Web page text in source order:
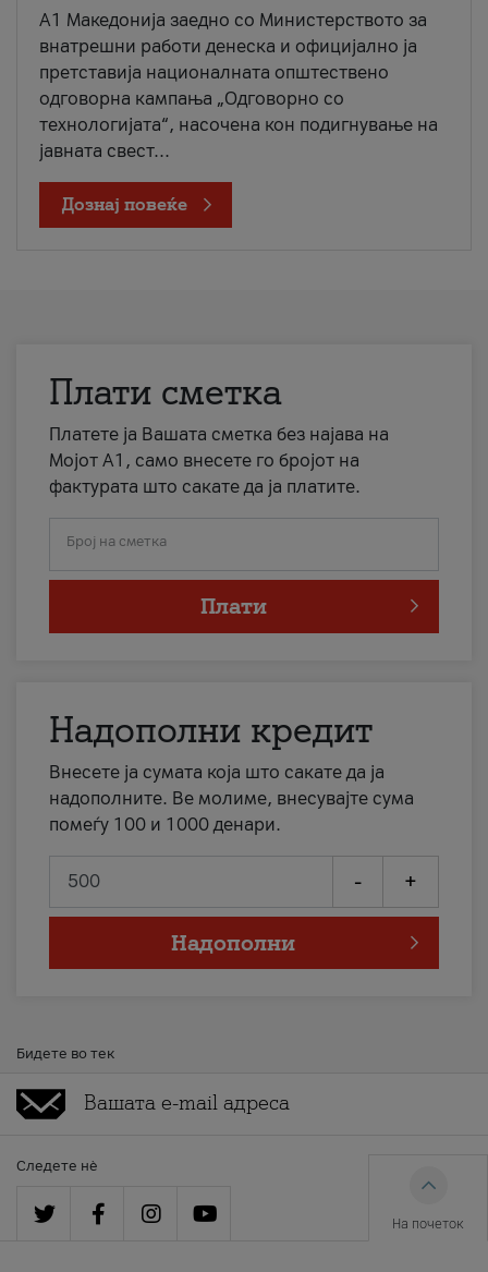
A1 Македонија заедно со Министерството за
внатрешни работи денеска и официјално ја
претставија националната општествено
одговорна кампања „Одговорно со
технологијата“, насочена кон подигнување на
јавната свест...
Дознај повеќе
Плати сметка
Платете ја Вашата сметка без најава на
Мојот А1, само внесете го бројот на
фактурата што сакате да ја платите.
Број на сметка
Плати
Надополни кредит
Внесете ја сумата која што сакате да ја
надополните. Ве молиме, внесувајте сума
помеѓу 100 и 1000 денари.
- +
Надополни
Бидете во тек
Следете нè
На почеток